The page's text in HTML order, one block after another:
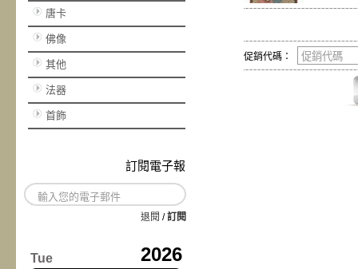
唐卡
佛像
其他
法器
首飾
訂閱電子報
退閱 /訂閱
Tue 2026
促銷代碼：